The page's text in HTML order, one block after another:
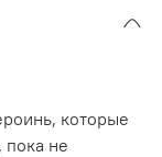
которые
пока не